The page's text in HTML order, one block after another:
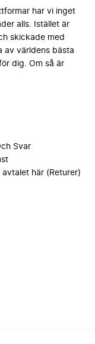
har vi inget
alls. Istället är
skickade med
av världens bästa
dig. Om så är
Svar
avtalet här (Returer)